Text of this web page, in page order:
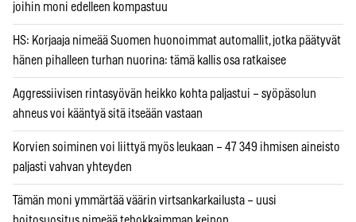
joihin moni edelleen kompastuu
HS: Korjaaja nimeää Suomen huonoimmat automallit, jotka päätyvät
hänen pihalleen turhan nuorina: tämä kallis osa ratkaisee
Aggressiivisen rintasyövän heikko kohta paljastui – syöpäsolun
ahneus voi kääntyä sitä itseään vastaan
Korvien soiminen voi liittyä myös leukaan – 47 349 ihmisen aineisto
paljasti vahvan yhteyden
Tämän moni ymmärtää väärin virtsankarkailusta – uusi